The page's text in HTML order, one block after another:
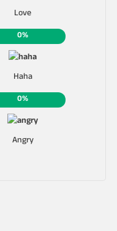
Love
0%
Haha
0%
Angry